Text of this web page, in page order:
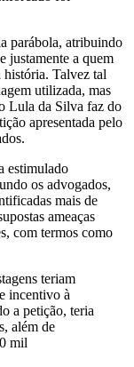
parábola, atribuindo
justamente a quem
Talvez tal
utilizada, mas
Lula da Silva faz do
apresentada pelo
estimulado
os advogados,
mais de
ameaças
com termos como
teriam
incentivo à
a petição, teria
além de
mil